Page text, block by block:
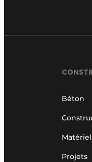
Béton
Projets